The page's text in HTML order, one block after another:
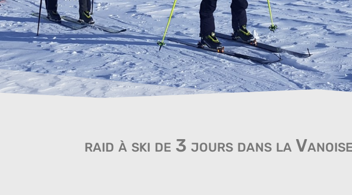
raid à ski de 3 jours dans la Vanoise